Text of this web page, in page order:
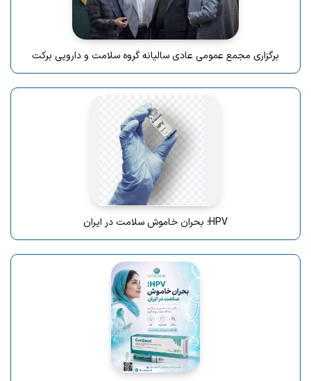
برگزاری مجمع عمومی عادی سالیانه گروه سلامت و دارویی برکت
HPV؛ بحران خاموش سلامت در ایران